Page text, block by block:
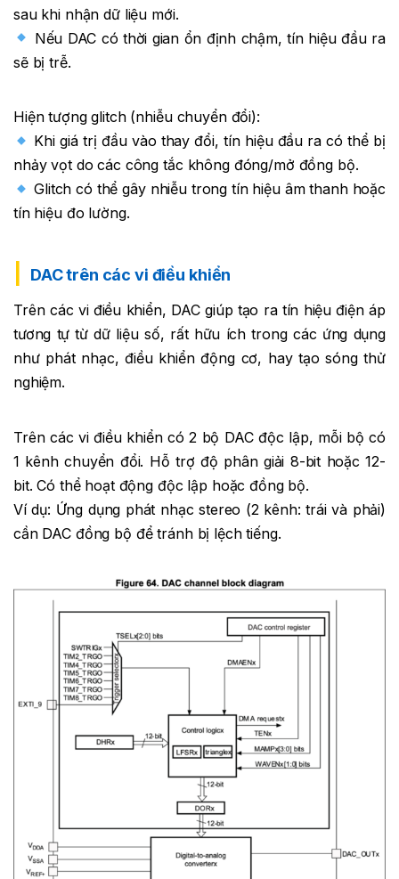
sau khi nhận dữ liệu mới.
Nếu DAC có thời gian ổn định chậm, tín hiệu đầu ra
sẽ bị trễ.
Hiện tượng glitch (nhiễu chuyển đổi):
Khi giá trị đầu vào thay đổi, tín hiệu đầu ra có thể bị
nhảy vọt do các công tắc không đóng/mở đồng bộ.
Glitch có thể gây nhiễu trong tín hiệu âm thanh hoặc
tín hiệu đo lường.
DAC trên các vi điều khiển
Trên các vi điều khiển, DAC giúp tạo ra tín hiệu điện áp
tương tự từ dữ liệu số, rất hữu ích trong các ứng dụng
như phát nhạc, điều khiển động cơ, hay tạo sóng thử
nghiệm.
Trên các vi điều khiển có 2 bộ DAC độc lập, mỗi bộ có
1 kênh chuyển đổi. Hỗ trợ độ phân giải 8-bit hoặc 12-
bit. Có thể hoạt động độc lập hoặc đồng bộ.
Ví dụ: Ứng dụng phát nhạc stereo (2 kênh: trái và phải)
cần DAC đồng bộ để tránh bị lệch tiếng.